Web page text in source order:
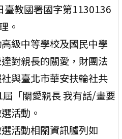
臺教國署國字第1130136
。
級中等學校及國民中學
對親長的關愛，財團法
與臺北市華安扶輪社共
「關愛親長 我有話/畫要
活動。
活動相關資訊臚列如